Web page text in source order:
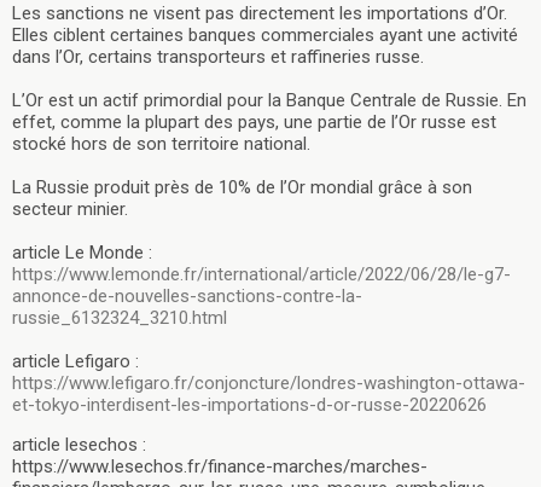
Les sanctions ne visent pas directement les importations d’Or.
Elles ciblent certaines banques commerciales ayant une activité
dans l’Or, certains transporteurs et raffineries russe.
L’Or est un actif primordial pour la Banque Centrale de Russie. En
effet, comme la plupart des pays, une partie de l’Or russe est
stocké hors de son territoire national.
La Russie produit près de 10% de l’Or mondial grâce à son
secteur minier.
article Le Monde :
https://www.lemonde.fr/international/article/2022/06/28/le-g7-
annonce-de-nouvelles-sanctions-contre-la-
russie_6132324_3210.html
article Lefigaro :
https://www.lefigaro.fr/conjoncture/londres-washington-ottawa-
et-tokyo-interdisent-les-importations-d-or-russe-20220626
article lesechos :
https://www.lesechos.fr/finance-marches/marches-